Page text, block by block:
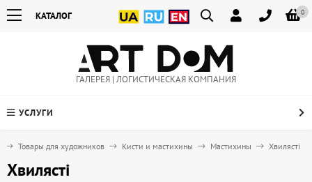
0
КАТАЛОГ
ГАЛЕРЕЯ | ЛОГИСТИЧЕСКАЯ КОМПАНИЯ
УСЛУГИ
Товары для художников Кисти и мастихины Мастихины Хвилясті
Хвилясті